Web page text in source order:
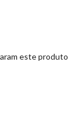
este produto